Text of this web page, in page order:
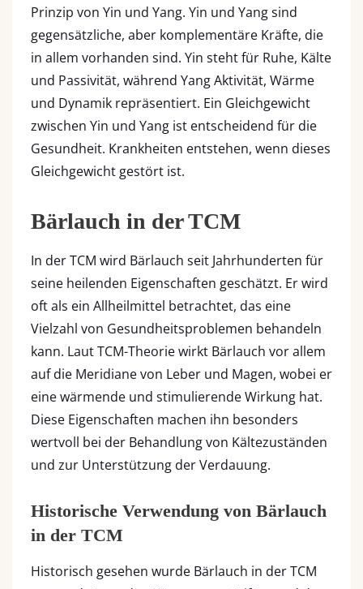
Prinzip von Yin und Yang. Yin und Yang sind
gegensätzliche, aber komplementäre Kräfte, die
in allem vorhanden sind. Yin steht für Ruhe, Kälte
und Passivität, während Yang Aktivität, Wärme
und Dynamik repräsentiert. Ein Gleichgewicht
zwischen Yin und Yang ist entscheidend für die
Gesundheit. Krankheiten entstehen, wenn dieses
Gleichgewicht gestört ist.
Bärlauch in der TCM
In der TCM wird Bärlauch seit Jahrhunderten für
seine heilenden Eigenschaften geschätzt. Er wird
oft als ein Allheilmittel betrachtet, das eine
Vielzahl von Gesundheitsproblemen behandeln
kann. Laut TCM-Theorie wirkt Bärlauch vor allem
auf die Meridiane von Leber und Magen, wobei er
eine wärmende und stimulierende Wirkung hat.
Diese Eigenschaften machen ihn besonders
wertvoll bei der Behandlung von Kältezuständen
und zur Unterstützung der Verdauung.
Historische Verwendung von Bärlauch
in der TCM
Historisch gesehen wurde Bärlauch in der TCM